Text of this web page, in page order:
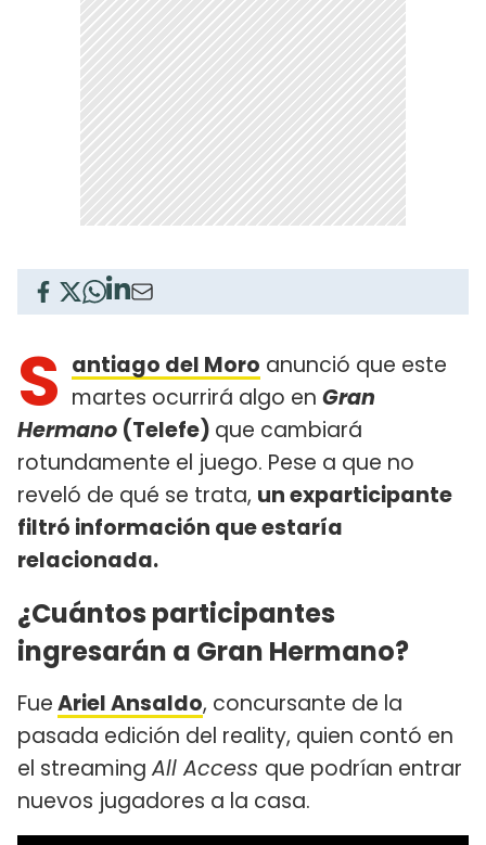
S antiago del Moro anunció que este
martes ocurrirá algo en Gran
Hermano (Telefe) que cambiará
rotundamente el juego. Pese a que no
reveló de qué se trata, un exparticipante
filtró información que estaría
relacionada.
¿Cuántos participantes
ingresarán a Gran Hermano?
FueAriel Ansaldo, concursante de la
pasada edición del reality, quien contó en
el streamingAll Access que podrían entrar
nuevos jugadores a la casa.